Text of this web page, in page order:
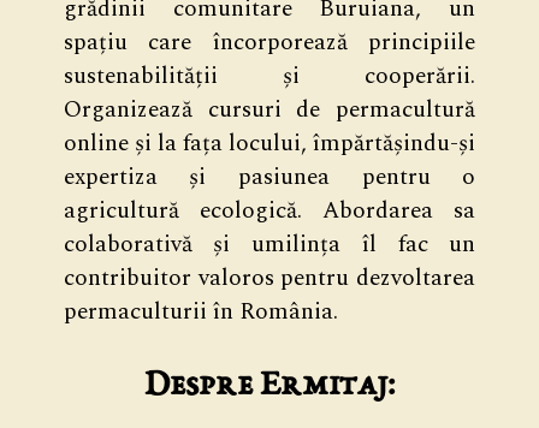
grădinii comunitare Buruiana, un
spațiu care încorporează principiile
sustenabilității și cooperării.
Organizează cursuri de permacultură
online și la fața locului, împărtășindu-și
expertiza și pasiunea pentru o
agricultură ecologică. Abordarea sa
colaborativă și umilința îl fac un
contribuitor valoros pentru dezvoltarea
permaculturii în România.
Despre Ermitaj: